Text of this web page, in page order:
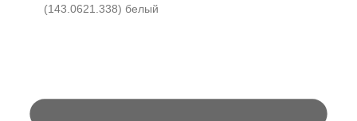
(143.0621.338) белый